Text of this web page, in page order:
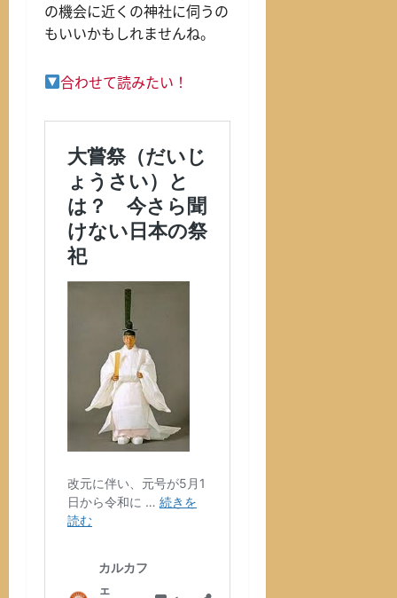
の機会に近くの神社に伺うの
もいいかもしれませんね。
合わせて読みたい！